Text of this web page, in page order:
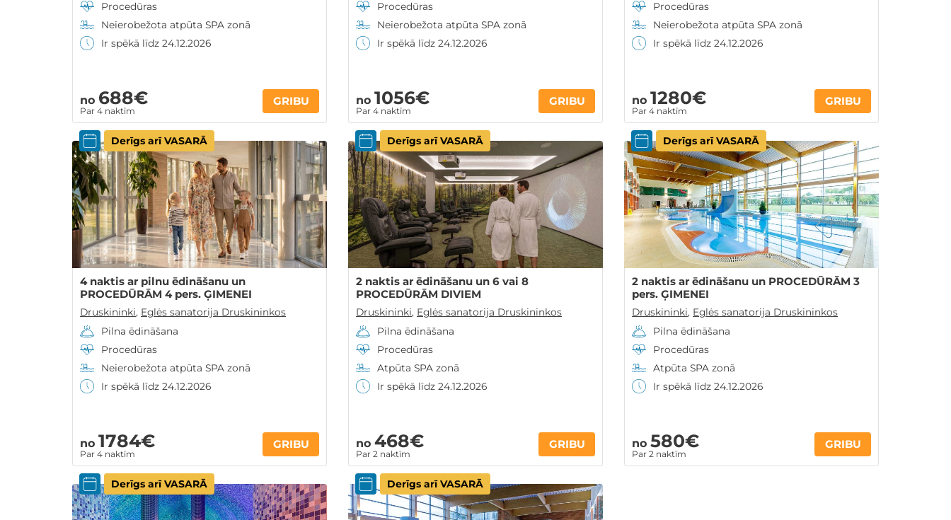
Procedūras
Neierobežota atpūta SPA zonā
Ir spēkā līdz 24.12.2026
no 688€
Par 4 naktīm
GRIBU
Procedūras
Neierobežota atpūta SPA zonā
Ir spēkā līdz 24.12.2026
no 1056€
Par 4 naktīm
GRIBU
Procedūras
Neierobežota atpūta SPA zonā
Ir spēkā līdz 24.12.2026
no 1280€
Par 4 naktīm
GRIBU
Derīgs arī VASARĀ
4 naktis ar pilnu ēdināšanu un
PROCEDŪRĀM 4 pers. ĢIMENEI
Druskininki, Eglės sanatorija Druskininkos
Pilna ēdināšana
Procedūras
Neierobežota atpūta SPA zonā
Ir spēkā līdz 24.12.2026
no 1784€
Par 4 naktīm
GRIBU
Derīgs arī VASARĀ
2 naktis ar ēdināšanu un 6 vai 8
PROCEDŪRĀM DIVIEM
Druskininki, Eglės sanatorija Druskininkos
Pilna ēdināšana
Procedūras
Atpūta SPA zonā
Ir spēkā līdz 24.12.2026
no 468€
Par 2 naktīm
GRIBU
Derīgs arī VASARĀ
2 naktis ar ēdināšanu un PROCEDŪRĀM 3
pers. ĢIMENEI
Druskininki, Eglės sanatorija Druskininkos
Pilna ēdināšana
Procedūras
Atpūta SPA zonā
Ir spēkā līdz 24.12.2026
no 580€
Par 2 naktīm
GRIBU
Derīgs arī VASARĀ Derīgs arī VASARĀ